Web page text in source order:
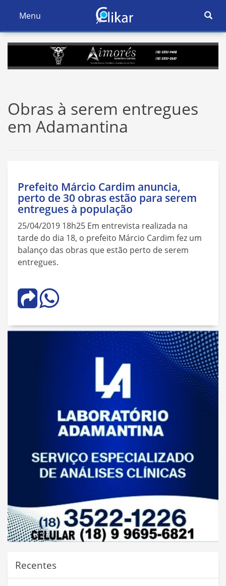
Ativar
Navegação
Menu
Ativar
Obras à serem entregues
em Adamantina
Prefeito Márcio Cardim anuncia,
perto de 30 obras estão para serem
entregues à população
25/04/2019 18h25 Em entrevista realizada na
tarde do dia 18, o prefeito Márcio Cardim fez um
balanço das obras que estão perto de serem
entregues.
Recentes